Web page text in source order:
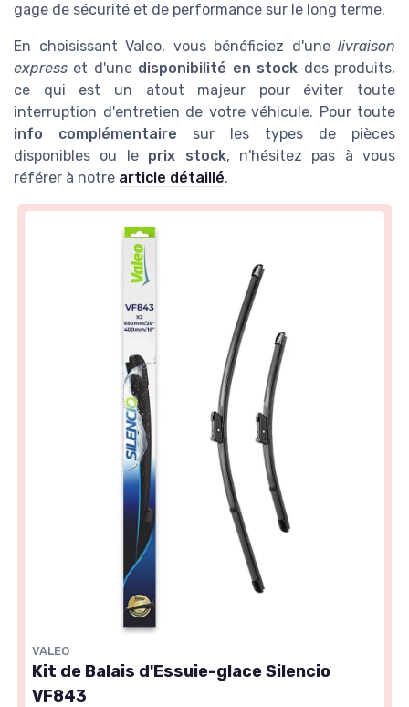
gage de sécurité et de performance sur le long terme.
En choisissant Valeo, vous bénéficiez d'une livraison
express et d'une disponibilité en stock des produits,
ce qui est un atout majeur pour éviter toute
interruption d'entretien de votre véhicule. Pour toute
info complémentaire sur les types de pièces
disponibles ou le prix stock, n'hésitez pas à vous
référer à notre article détaillé.
VALEO
Kit de Balais d'Essuie-glace Silencio
VF843